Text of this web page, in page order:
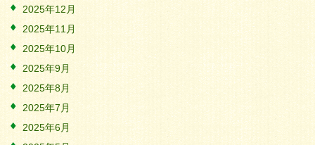
2025年12月
2025年11月
2025年10月
2025年9月
2025年8月
2025年7月
2025年6月